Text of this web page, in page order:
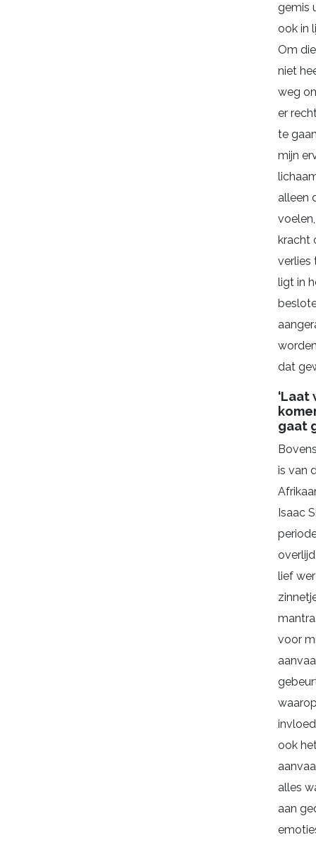
gemis
ook in
Om
niet
weg
er
te
mijn
alleen
kracht
verlies
ligt in
dat
gaat
is van
Isaac
lief
voor
ook
alles
aan